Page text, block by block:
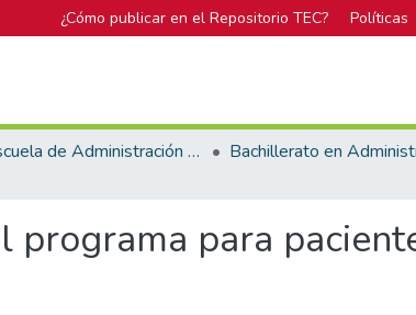
¿Cómo publicar en el Repositorio TEC? Políticas
Escuela de Administración de Empresas
programa para